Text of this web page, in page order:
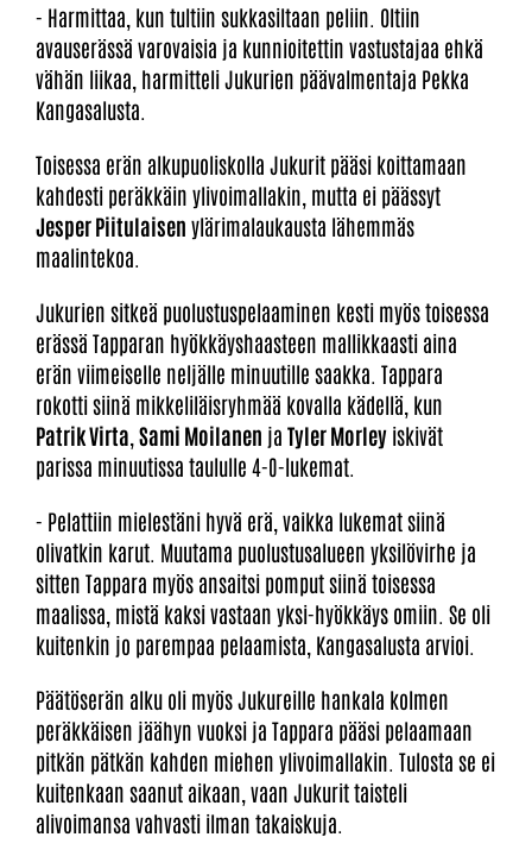
- Harmittaa, kun tultiin sukkasiltaan peliin. Oltiin
avauserässä varovaisia ja kunnioitettin vastustajaa ehkä
vähän liikaa, harmitteli Jukurien päävalmentaja Pekka
Kangasalusta.
Toisessa erän alkupuoliskolla Jukurit pääsi koittamaan
kahdesti peräkkäin ylivoimallakin, mutta ei päässyt
Jesper Piitulaisen ylärimalaukausta lähemmäs
maalintekoa.
Jukurien sitkeä puolustuspelaaminen kesti myös toisessa
erässä Tapparan hyökkäyshaasteen mallikkaasti aina
erän viimeiselle neljälle minuutille saakka. Tappara
rokotti siinä mikkeliläisryhmää kovalla kädellä, kun
Patrik Virta Sami Moilanen ja Tyler Morley iskivät
parissa minuutissa taululle 4-0-lukemat.
- Pelattiin mielestäni hyvä erä, vaikka lukemat siinä
olivatkin karut. Muutama puolustusalueen yksilövirhe ja
sitten Tappara myös ansaitsi pomput siinä toisessa
maalissa, mistä kaksi vastaan yksi-hyökkäys omiin. Se oli
kuitenkin jo parempaa pelaamista, Kangasalusta arvioi.
Päätöserän alku oli myös Jukureille hankala kolmen
peräkkäisen jäähyn vuoksi ja Tappara pääsi pelaamaan
pitkän pätkän kahden miehen ylivoimallakin. Tulosta se ei
kuitenkaan saanut aikaan, vaan Jukurit taisteli
alivoimansa vahvasti ilman takaiskuja.